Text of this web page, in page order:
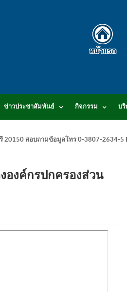
ข่าวประชาสัมพันธ์ กิจกรรม บริ
สอบถามข้อมูลโทร 0-3807-2634-5
องค์กรปกครองส่วน